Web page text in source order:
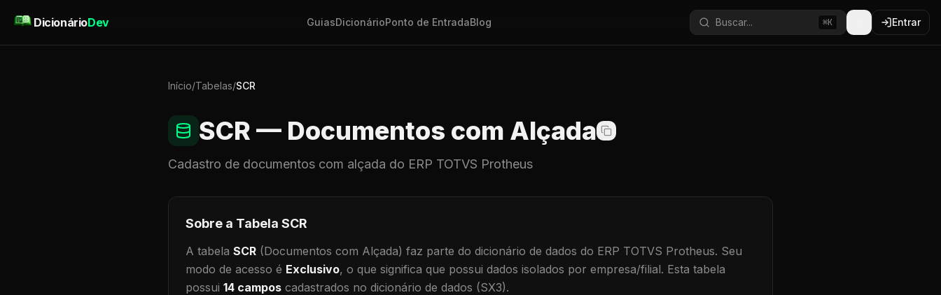
DicionárioDev GuiasDicionárioPonto de EntradaBlog Buscar... ⌘K Entrar
Início/Tabelas/SCR
SCR — Documentos com Alçada
Cadastro de documentos com alçada do ERP TOTVS Protheus
Sobre a Tabela SCR
A tabela SCR (Documentos com Alçada) faz parte do dicionário de dados do ERP TOTVS Protheus. Seu
modo de acesso é Exclusivo, o que significa que possui dados isolados por empresa/filial. Esta tabela
possui 14 campos cadastrados no dicionário de dados (SX3).